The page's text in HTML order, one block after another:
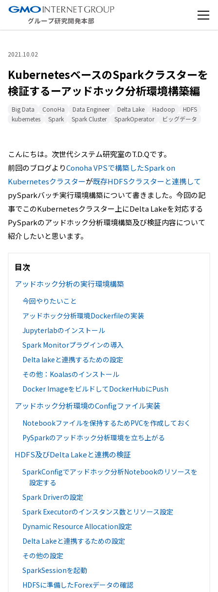
2021.10.02
KubernetesベースのSparkクラスターを
検証するーアッドホック分析環境構築編
Big Data ConoHa Data Engineer Delta Lake Hadoop
HDFS
kubernetes
Spark Spark Cluster SparkOperator ビッグデータ
こんにちは。次世代システム研究室のT.D.Qです。
前回のブログよりConoha VPSで構築したSpark on
Kubernetesクラスターが既存HDFSクラスターと連携して
pySparkバッチ実行環境構築について書きました。今回の記
事でこのKubernetesクラスター上にDelta Lakeを対応する
PySparkのアッドホック分析環境構築及び検証内容について
紹介したいと思います。
目次
アッドホック分析の実行環境構築
今回やりたいこと
アッドホック分析環境Dockerfileの実装
Jupyterlabのインストール
Spark Monitorプラグインの導入
Delta lakeと連携するための設定
その他：Koalasのインストール
Docker ImageをビルドしてDockerHubにPush
アッドホック分析環境のConfigファイル実装
Notebookファイルを保持するためPVCを作成しておく
PySparkのアッドホック分析環境を立ち上がる
HDFS及びDelta Lakeと連携の検証
SparkConfigでアッドホック分析Notebookのリソースを
設定する
Spark Driverの設定
Spark Executorのインスタンス数とリソース設定
Dynamic Resource Allocation設定
Delta Lakeと連携するための設定
その他の設定
SparkSessionを起動
HDFSに準備したForexデータの確認